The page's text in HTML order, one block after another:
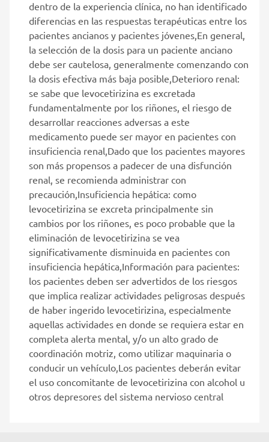
dentro de la experiencia clínica, no han identificado
diferencias en las respuestas terapéuticas entre los
pacientes ancianos y pacientes jóvenes,En general,
la selección de la dosis para un paciente anciano
debe ser cautelosa, generalmente comenzando con
la dosis efectiva más baja posible,Deterioro renal:
se sabe que levocetirizina es excretada
fundamentalmente por los riñones, el riesgo de
desarrollar reacciones adversas a este
medicamento puede ser mayor en pacientes con
insuficiencia renal,Dado que los pacientes mayores
son más propensos a padecer de una disfunción
renal, se recomienda administrar con
precaución,Insuficiencia hepática: como
levocetirizina se excreta principalmente sin
cambios por los riñones, es poco probable que la
eliminación de levocetirizina se vea
significativamente disminuida en pacientes con
insuficiencia hepática,Información para pacientes:
los pacientes deben ser advertidos de los riesgos
que implica realizar actividades peligrosas después
de haber ingerido levocetirizina, especialmente
aquellas actividades en donde se requiera estar en
completa alerta mental, y/o un alto grado de
coordinación motriz, como utilizar maquinaria o
conducir un vehículo,Los pacientes deberán evitar
el uso concomitante de levocetirizina con alcohol u
otros depresores del sistema nervioso central